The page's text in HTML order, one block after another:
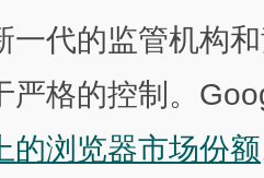
一代的监管机构
严格的控制。
的浏览器市场份额